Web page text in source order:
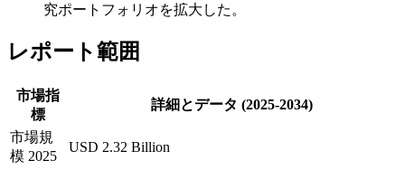
究ポートフォリオを拡大した。
レポート範囲
市場指
標
詳細とデータ (2025-2034)
市場規
模 2025
USD 2.32 Billion